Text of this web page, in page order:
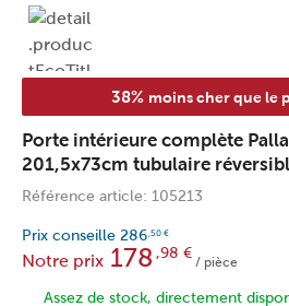
38% moins cher que le
Porte intérieure complète
201,5x73cm tubulaire
Référence article: 105213
Prix conseille 286 ,50 €
Notre prix 178 ,98 €
/ pièce
Assez de stock, directement